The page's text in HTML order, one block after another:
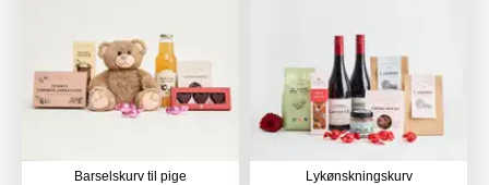
Barselskurv til pige Lykønskningskurv